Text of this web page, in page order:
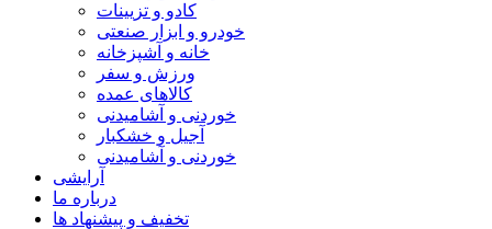
کادو و تزیینات
خودرو و ابزار صنعتی
خانه و آشپزخانه
ورزش و سفر
کالاهای عمده
خوردنی و آشامیدنی
آجیل و خشکبار
خوردنی و آشامیدنی
آرایشی
درباره ما
تخفیف و پیشنهاد ها